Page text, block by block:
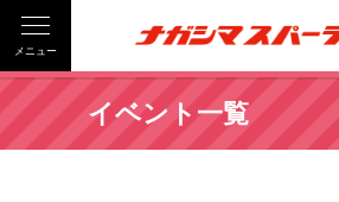
メニュー
イベント一覧